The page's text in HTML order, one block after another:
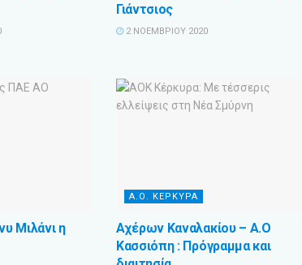
Γιάντσιος
2 ΝΟΕΜΒΡΊΟΥ 2020
Μιλάνι η
Α.Ο. ΚΕΡΚΥΡΑ
Αχέρων Καναλακίου – Α.Ο
Κασσιόπη : Πρόγραμμα και